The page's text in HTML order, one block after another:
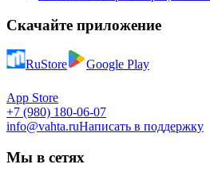
Скачайте приложение
RuStore Google Play
App Store
+7 (980) 180-06-07
info@vahta.ruНаписать в поддержку
Мы в сетях